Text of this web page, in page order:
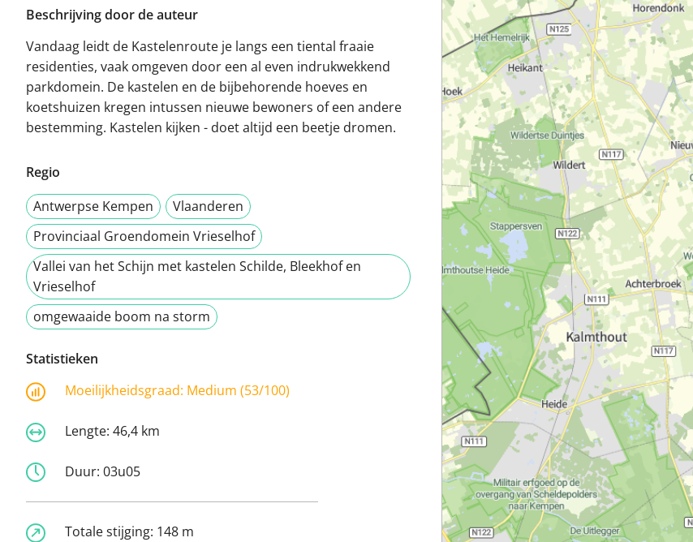
Beschrijving door de auteur
Vandaag leidt de Kastelenroute je langs een tiental fraaie
residenties, vaak omgeven door een al even indrukwekkend
parkdomein. De kastelen en de bijbehorende hoeves en
koetshuizen kregen intussen nieuwe bewoners of een andere
bestemming. Kastelen kijken - doet altijd een beetje dromen.
Regio
Antwerpse Kempen
Vlaanderen
Provinciaal Groendomein Vrieselhof
Vallei van het Schijn met kastelen Schilde, Bleekhof en
Vrieselhof
omgewaaide boom na storm
Statistieken
Moeilijkheidsgraad: Medium (53/100)
Lengte: 46,4 km
Duur: 03u05
Totale stijging: 148 m